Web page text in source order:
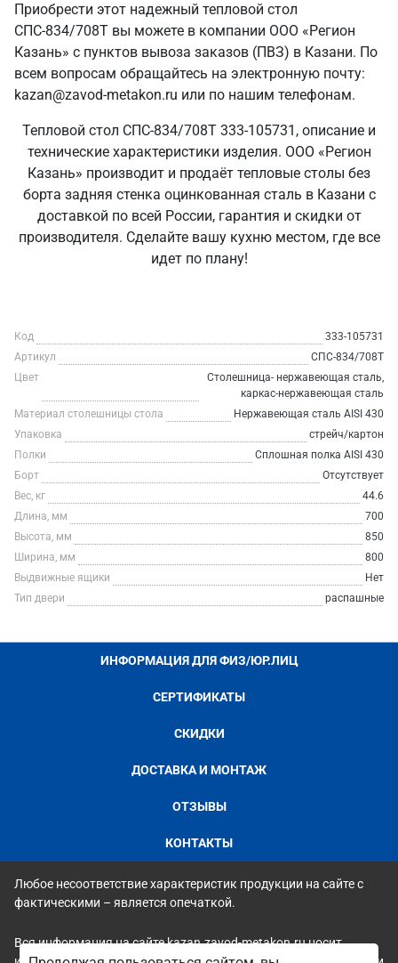
Приобрести этот надежный тепловой стол
СПС-834/708Т вы можете в компании ООО «Регион
Казань» с пунктов вывоза заказов (ПВЗ) в Казани. По
всем вопросам обращайтесь на электронную почту:
kazan@zavod-metakon.ru или по нашим телефонам.
Тепловой стол СПС-834/708Т 333-105731, описание и
технические характеристики изделия. ООО «Регион
Казань» производит и продаёт тепловые столы без
борта задняя стенка оцинкованная сталь в Казани с
доставкой по всей России, гарантия и скидки от
производителя. Сделайте вашу кухню местом, где все
идет по плану!
Код
333-105731
Артикул
СПС-834/708Т
Цвет
Столешница- нержавеющая сталь,
каркас-нержавеющая сталь
Материал столешницы стола
Нержавеющая сталь AISI 430
Упаковка
стрейч/картон
Полки
Сплошная полка AISI 430
Борт
Отсутствует
Вес, кг
44.6
Длина, мм
700
Высота, мм
850
Ширина, мм
800
Выдвижные ящики
Нет
Тип двери
распашные
ИНФОРМАЦИЯ ДЛЯ ФИЗ/ЮР.ЛИЦ
СЕРТИФИКАТЫ
СКИДКИ
ДОСТАВКА И МОНТАЖ
ОТЗЫВЫ
КОНТАКТЫ
Любое несоответствие характеристик продукции на сайте с
фактическими – является опечаткой.
Вся информация на сайте kazan.zavod-metakon.ru носит